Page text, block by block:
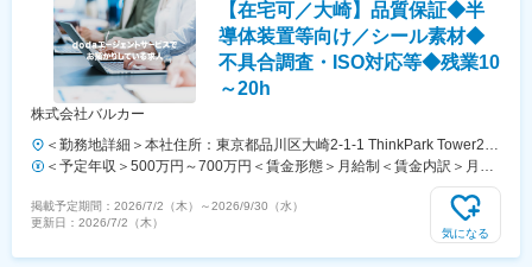
【在宅可／大崎】品質保証◆半
導体装置等向け／シール素材◆
不具合調査・ISO対応等◆残業10
～20h
株式会社バルカー
＜勤務地詳細＞本社住所：東京都品川区大崎2-1-1 ThinkPark Tower24F
勤務地最寄駅：JR・りんかい線／大崎駅受動喫煙対策：屋内喫煙可能
場所あり変更の範囲：会社の定める事業所（リモートワーク含む）
＜予定年収＞500万円～700万円＜賃金形態＞月給制＜賃金内訳＞月額
（基本給）：270,000円～370,000円＜月給＞270,000円～370,000円＜
昇給有無＞有＜残業手当＞有＜給与補足＞※経験・前職を考慮したうえ
で優遇します。■昇給：年1回■賞与実績：年2回賃金はあくまでも目安
掲載予定期間： 2026/7/2（木） ～2026/9/30（水）
更新日： 2026/7/2（木）
気になる